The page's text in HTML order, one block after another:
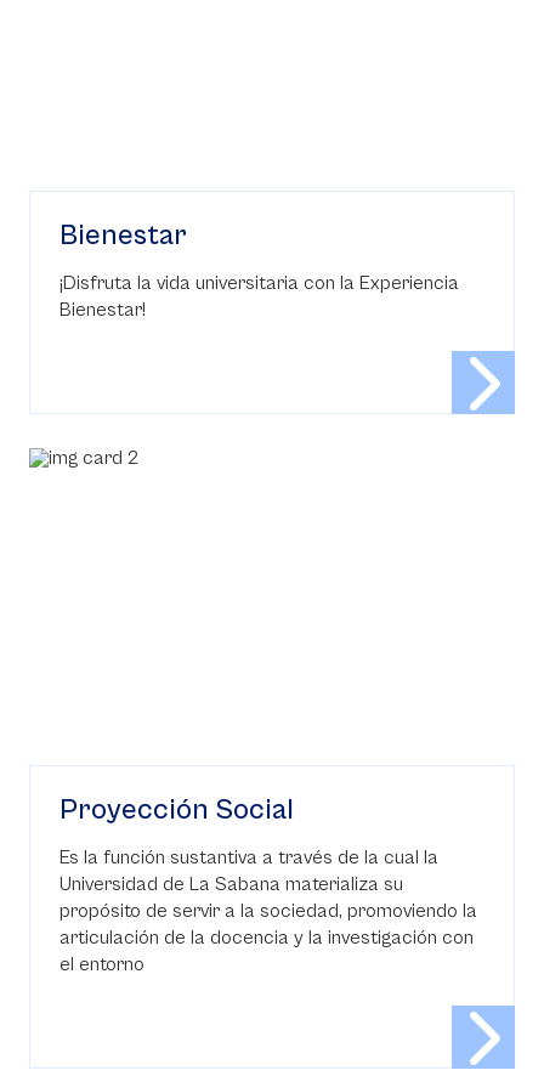
Bienestar
¡Disfruta la vida universitaria con la Experiencia
Bienestar!
Proyección Social
Es la función sustantiva a través de la cual la
Universidad de La Sabana materializa su
propósito de servir a la sociedad, promoviendo la
articulación de la docencia y la investigación con
el entorno